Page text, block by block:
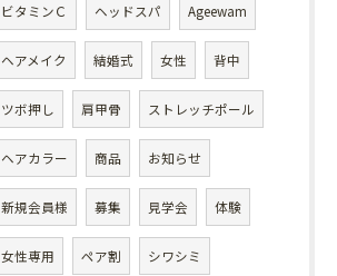
ビタミンＣ ヘッドスパ Ageewam
ヘアメイク 結婚式 女性 背中
ツボ押し 肩甲骨 ストレッチポール
ヘアカラー 商品 お知らせ
新規会員様 募集 見学会 体験
女性専用 ペア割 シワシミ